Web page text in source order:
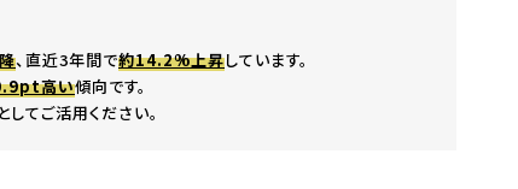
、直近3年間で約14.2%上昇しています。
高い傾向です。
てご活用ください。